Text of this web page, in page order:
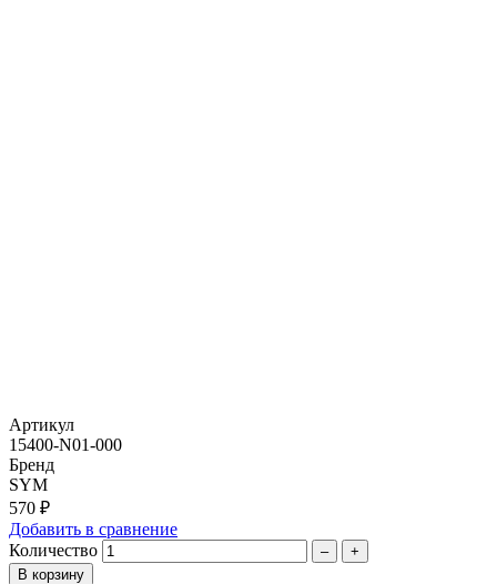
Артикул
15400-N01-000
Бренд
SYM
570 ₽
Добавить в сравнение
Количество
– +